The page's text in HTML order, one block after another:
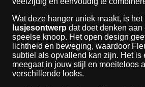
0
0
Wat deze hanger uniek maakt, is het
lusjesontwerp dat doet denken aan
speelse knoop. Het open design
lichtheid en beweging, waardoor
subtiel als opvallend kan zijn. Het is
meegaat in jouw stijl en moeiteloos
verschillende looks.